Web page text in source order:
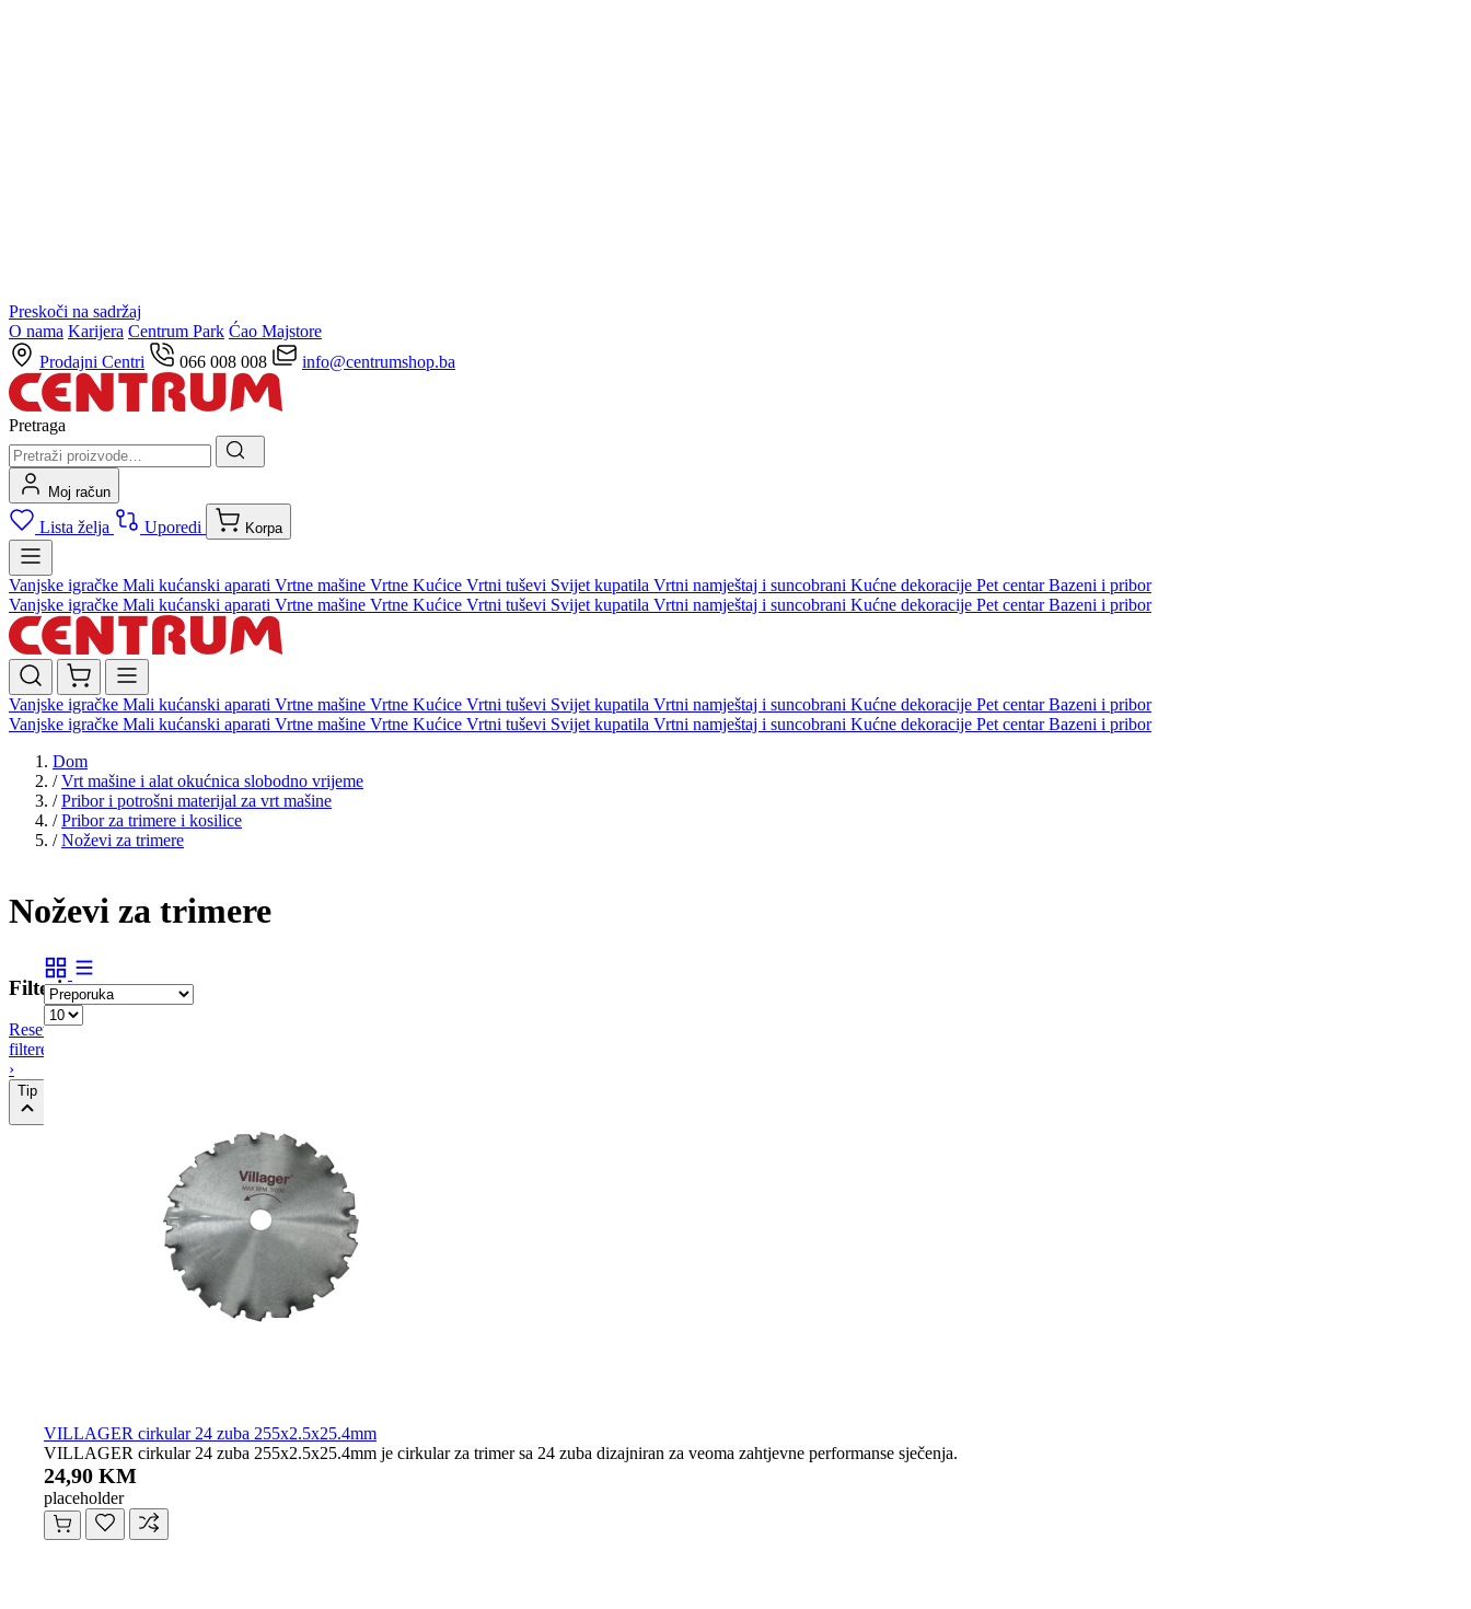
Preskoči na sadržaj
O nama Karijera Centrum Park Ćao Majstore
Prodajni Centri
066 008 008 info@centrumshop.ba
Pretraga
Moj račun
Lista želja Uporedi Korpa
Vanjske igračke Mali kućanski aparati Vrtne mašine Vrtne Kućice Vrtni tuševi Svijet kupatila Vrtni namještaj i suncobrani Kućne dekoracije Pet centarBazeni i pribor
Vanjske igračke Mali kućanski aparati Vrtne mašine Vrtne Kućice Vrtni tuševi Svijet kupatila Vrtni namještaj i suncobrani Kućne dekoracije Pet centarBazeni i pribor
Vanjske igračke Mali kućanski aparati Vrtne mašine Vrtne Kućice Vrtni tuševi Svijet kupatila Vrtni namještaj i suncobrani Kućne dekoracije Pet centarBazeni i pribor
Vanjske igračke Mali kućanski aparati Vrtne mašine Vrtne Kućice Vrtni tuševi Svijet kupatila Vrtni namještaj i suncobrani Kućne dekoracije Pet centarBazeni i pribor
Dom
/ Vrt mašine i alat okućnica slobodno vrijeme
/ Pribor i potrošni materijal za vrt mašine
/ Pribor za trimere i kosilice
/ Noževi za trimere
Noževi za trimere
Filteri
Resetiraj
filtere
›
Tip
VILLAGER cirkular 24 zuba 255x2.5x25.4mm
VILLAGER cirkular 24 zuba 255x2.5x25.4mm je cirkular za trimer sa 24 zuba dizajniran za veoma zahtjevne performanse sječenja.
24,90 KM
placeholder